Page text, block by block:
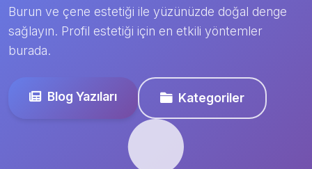
Burun ve çene estetiği ile yüzünüzde doğal denge
sağlayın. Profil estetiği için en etkili yöntemler
burada.
Blog Yazıları Kategoriler